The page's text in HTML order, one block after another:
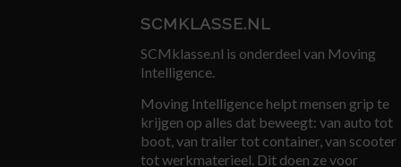
SCMKLASSE.NL
SCMklasse.nl is onderdeel van Moving
Intelligence.
Moving Intelligence helpt mensen grip te
krijgen op alles dat beweegt: van auto tot
boot, van trailer tot container, van scooter
tot werkmaterieel. Dit doen ze voor